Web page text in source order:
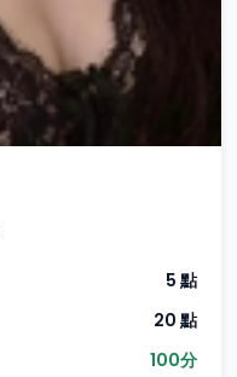
5 點
20 點
100分